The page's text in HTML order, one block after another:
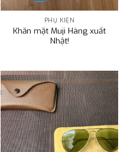
PHỤ KIỆN
Khăn mặt Muji Hàng xuất
Nhật!